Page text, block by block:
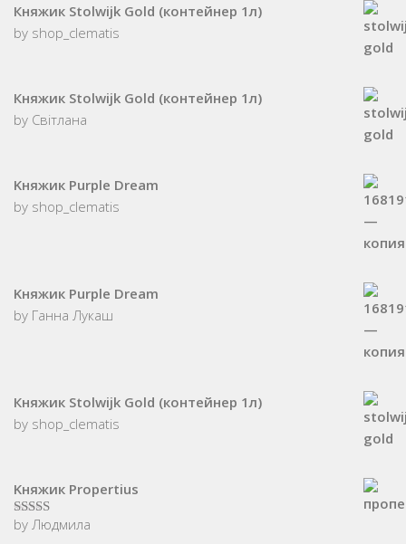
Княжик Stolwijk Gold (контейнер 1л)
by shop_clematis
Княжик Stolwijk Gold (контейнер 1л)
by Світлана
Kняжик Purple Dream
by shop_clematis
Kняжик Purple Dream
by Ганна Лукаш
Княжик Stolwijk Gold (контейнер 1л)
by shop_clematis
Kняжик Propertius
5з 5
by Людмила